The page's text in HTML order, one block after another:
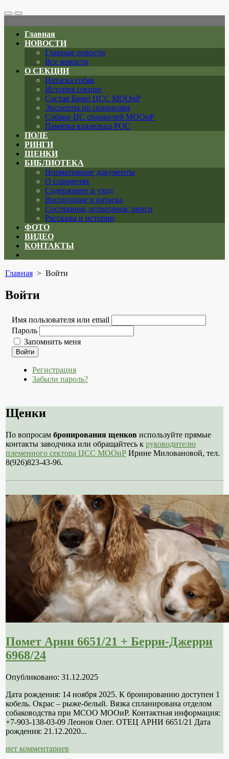
Search
Toggle
Меню
Главная
НОВОСТИ
Главные новости
Все новости
О СЕКЦИИ
Натаска собак
История секции
Состав Бюро ЦСС МООиР
Эксперты по спаниелям
Собаки ЦС спаниелей МООиР
Памятка владельца РОС
ПОЛЕ
РИНГИ
ЩЕНКИ
БИБЛИОТЕКА
Нормативные документы
О спаниелях
Содержание и уход
Воспитание и натаска
Состязания, испытания, ринги
Рассказы и истории
ФОТО
ВИДЕО
КОНТАКТЫ
menu
Главная> Войти
Войти
Имя пользователя или email
Пароль
Запомнить меня
Войти
Регистрация
Забыли пароль?
Щенки
По вопросам бронирования щенков используйте прямые
контакты заводчика или обращайтесь к руководителю
племенного сектора ЦСС МООиР Ирине Миловановой, тел.
8(926)823-43-96.
Помет Арни 6651/21 + Берри-Джерри
6968/24
Опубликовано: 31.12.2025
Дата рождения: 14 ноября 2025. К бронированию доступен 1
кобель. Окрас – рыже-белый. Вязка спланирована отделом
собаководства при МСОО МООиР. Контактная информация:
+7-903-138-03-09 Леонов Олег. ОТЕЦ АРНИ 6651/21 Дата
рождения: 21.12.2020...
нет комментариев